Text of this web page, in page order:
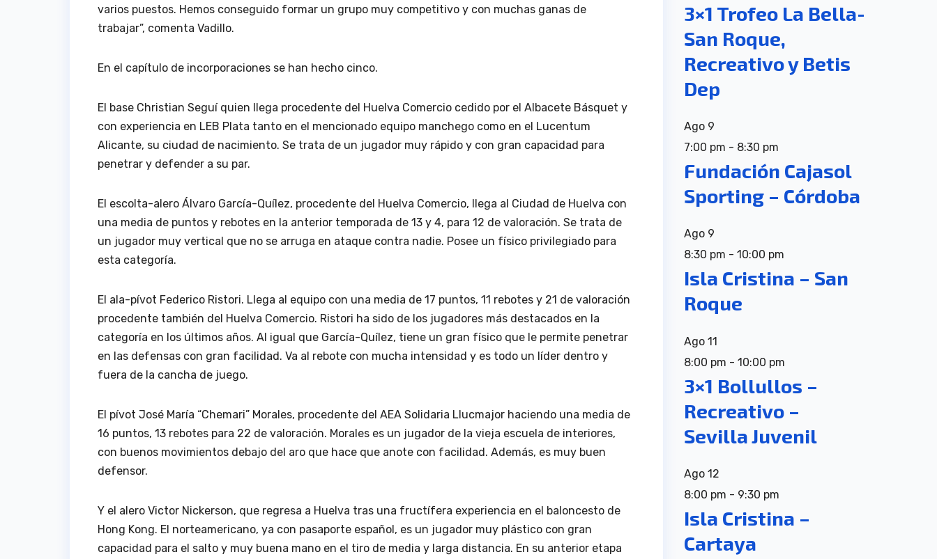
varios puestos. Hemos conseguido formar un grupo muy competitivo y con muchas ganas de
trabajar”, comenta Vadillo.
En el capítulo de incorporaciones se han hecho cinco.
El base Christian Seguí quien llega procedente del Huelva Comercio cedido por el Albacete Básquet y
con experiencia en LEB Plata tanto en el mencionado equipo manchego como en el Lucentum
Alicante, su ciudad de nacimiento. Se trata de un jugador muy rápido y con gran capacidad para
penetrar y defender a su par.
El escolta-alero Álvaro García-Quílez, procedente del Huelva Comercio, llega al Ciudad de Huelva con
una media de puntos y rebotes en la anterior temporada de 13 y 4, para 12 de valoración. Se trata de
un jugador muy vertical que no se arruga en ataque contra nadie. Posee un físico privilegiado para
esta categoría.
El ala-pívot Federico Ristori. Llega al equipo con una media de 17 puntos, 11 rebotes y 21 de valoración
procedente también del Huelva Comercio. Ristori ha sido de los jugadores más destacados en la
categoría en los últimos años. Al igual que García-Quílez, tiene un gran físico que le permite penetrar
en las defensas con gran facilidad. Va al rebote con mucha intensidad y es todo un líder dentro y
fuera de la cancha de juego.
El pívot José María “Chemari” Morales, procedente del AEA Solidaria Llucmajor haciendo una media de
16 puntos, 13 rebotes para 22 de valoración. Morales es un jugador de la vieja escuela de interiores,
con buenos movimientos debajo del aro que hace que anote con facilidad. Además, es muy buen
defensor.
Y el alero Victor Nickerson, que regresa a Huelva tras una fructífera experiencia en el baloncesto de
Hong Kong. El norteamericano, ya con pasaporte español, es un jugador muy plástico con gran
capacidad para el salto y muy buena mano en el tiro de media y larga distancia. En su anterior etapa
3×1 Trofeo La Bella-
San Roque,
Recreativo y Betis
Dep
Ago 9
7:00 pm - 8:30 pm
Fundación Cajasol
Sporting – Córdoba
Ago 9
8:30 pm - 10:00 pm
Isla Cristina – San
Roque
Ago 11
8:00 pm - 10:00 pm
3×1 Bollullos –
Recreativo –
Sevilla Juvenil
Ago 12
8:00 pm - 9:30 pm
Isla Cristina –
Cartaya